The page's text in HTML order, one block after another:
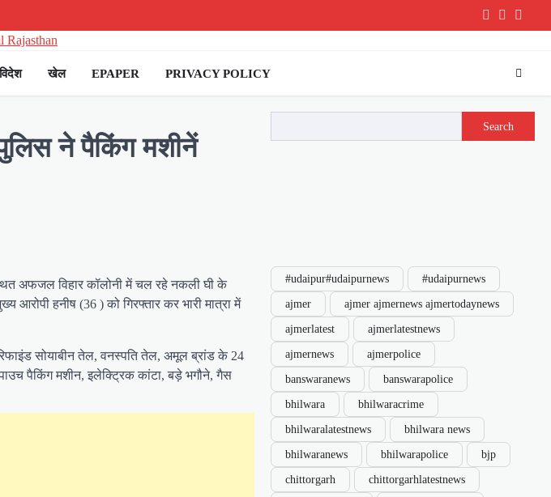
Youtube
Facebook
विदेश खेल EPAPER PRIVACY POLICY
ने पैकिंग मशीनें
अफजल विहार कॉलोनी में चल रहे नकली घी के
आरोपी हनीष (36 ) को गिरफ्तार कर भारी मात्रा में
सोयाबीन तेल, वनस्पति तेल, अमूल ब्रांड के 24
पैकिंग मशीन, इलेक्ट्रिक कांटा, बड़े भगौने, गैस
Search
#udaipur#udaipurnews
#udaipurnews
ajmer
ajmer ajmernews ajmertodaynews
ajmerlatest
ajmerlatestnews
ajmernews
ajmerpolice
banswaranews
banswarapolice
bhilwara
bhilwaracrime
bhilwaralatestnews
bhilwara news
bhilwaranews
bhilwarapolice
bjp
chittorgarh
chittorgarhlatestnews